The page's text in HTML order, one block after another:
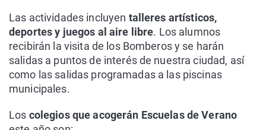
Las actividades incluyen talleres artísticos,
deportes y juegos al aire libre. Los alumnos
recibirán la visita de los Bomberos y se harán
salidas a puntos de interés de nuestra ciudad, así
como las salidas programadas a las piscinas
municipales.
Los colegios que acogerán Escuelas de Verano